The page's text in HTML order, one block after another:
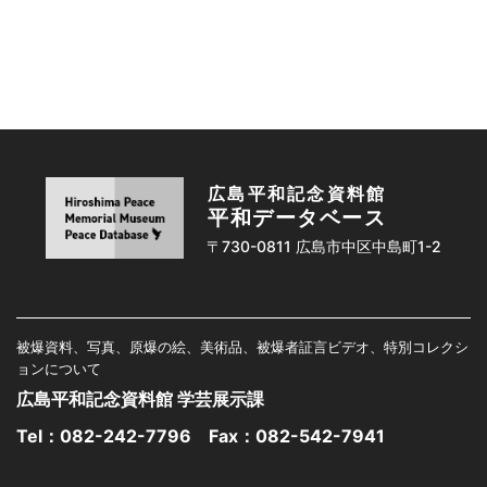
広島平和記念資料館
平和データベース
〒730-0811 広島市中区中島町1-2
被爆資料、写真、原爆の絵、美術品、被爆者証言ビデオ、特別コレクシ
ョンについて
広島平和記念資料館 学芸展示課
Tel： 082-242-7796 Fax：082-542-7941